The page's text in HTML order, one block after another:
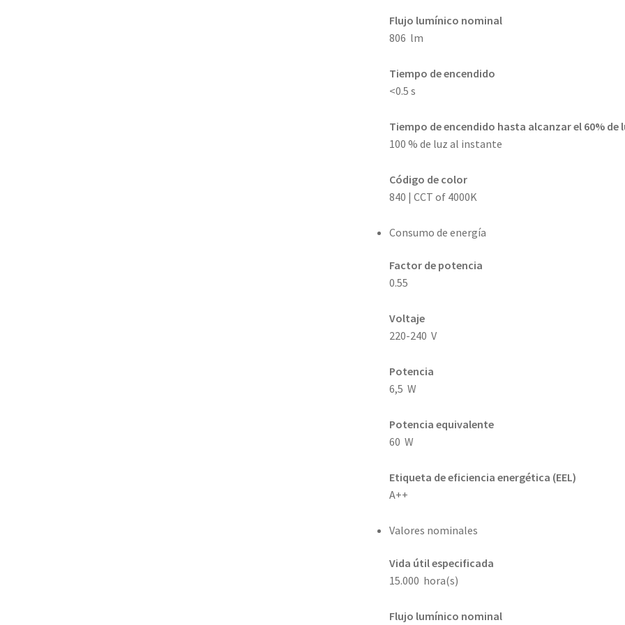
Flujo lumínico nominal
806 lm
Tiempo de encendido
<0.5 s
Tiempo de encendido hasta alcanzar el 60% de
100 % de luz al instante
Código de color
840 | CCT of 4000K
Consumo de energía
Factor de potencia
0.55
Voltaje
220-240 V
Potencia
6,5 W
Potencia equivalente
60 W
Etiqueta de eficiencia energética (EEL)
A++
Valores nominales
Vida útil especificada
15.000 hora(s)
Flujo lumínico nominal